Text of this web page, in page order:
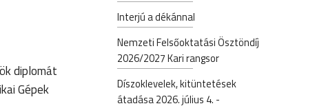
diplomát
Gépek
Interjú a dékánnal
Nemzeti Felsőoktatási Ösztöndíj
2026/2027 Kari rangsor
Díszoklevelek, kitüntetések
átadása 2026. július 4. -